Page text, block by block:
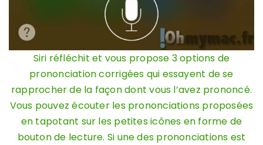
Siri réfléchit et vous propose 3 options de
prononciation corrigées qui essayent de se
rapprocher de la façon dont vous l’avez prononcé.
Vous pouvez écouter les prononciations proposées
en tapotant sur les petites icônes en forme de
bouton de lecture. Si une des prononciations est